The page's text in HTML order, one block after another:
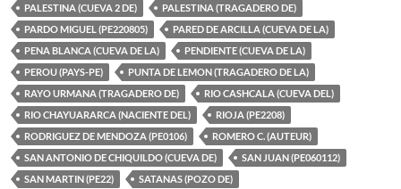
PALESTINA (CUEVA 2 DE)
PALESTINA (TRAGADERO DE)
PARDO MIGUEL (PE220805)
PARED DE ARCILLA (CUEVA DE LA)
PENA BLANCA (CUEVA DE LA)
PENDIENTE (CUEVA DE LA)
PEROU (PAYS-PE)
PUNTA DE LEMON (TRAGADERO DE LA)
RAYO URMANA (TRAGADERO DE)
RIO CASHCALA (CUEVA DEL)
RIO CHAYUARARCA (NACIENTE DEL)
RIOJA (PE2208)
RODRIGUEZ DE MENDOZA (PE0106)
ROMERO C. (AUTEUR)
SAN ANTONIO DE CHIQUILDO (CUEVA DE)
SAN JUAN (PE060112)
SAN MARTIN (PE22)
SATANAS (POZO DE)